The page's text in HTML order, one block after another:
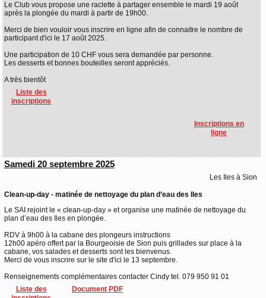
Le Club vous propose une raclette à partager ensemble le mardi 19 août
après la plongée du mardi à partir de 19h00.
Merci de bien vouloir vous inscrire en ligne afin de connaitre le nombre de
participant d'ici le 17 août 2025.
Une participation de 10 CHF vous sera demandée par personne.
Les desserts et bonnes bouteilles seront appréciés.
A très bientôt
Liste des
inscriptions
Inscriptions en
ligne
Samedi 20 septembre 2025
Les Iles à Sion
Clean-up-day - matinée de nettoyage du plan d’eau des Iles
Le SAI rejoint le « clean-up-day » et organise une matinée de nettoyage du
plan d’eau des Iles en plongée.
RDV à 9h00 à la cabane des plongeurs instructions
12h00 apéro offert par la Bourgeoisie de Sion puis grillades sur place à la
cabane, vos salades et desserts sont les bienvenus.
Merci de vous inscrire sur le site d'ici le 13 septembre.
Renseignements complémentaires contacter Cindy tel. 079 950 91 01
Liste des
Document PDF